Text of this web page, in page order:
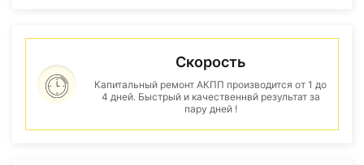
Скорость
Капитальный ремонт АКПП производится от 1 до
4 дней. Быстрый и качественнвй результат за
пару дней !